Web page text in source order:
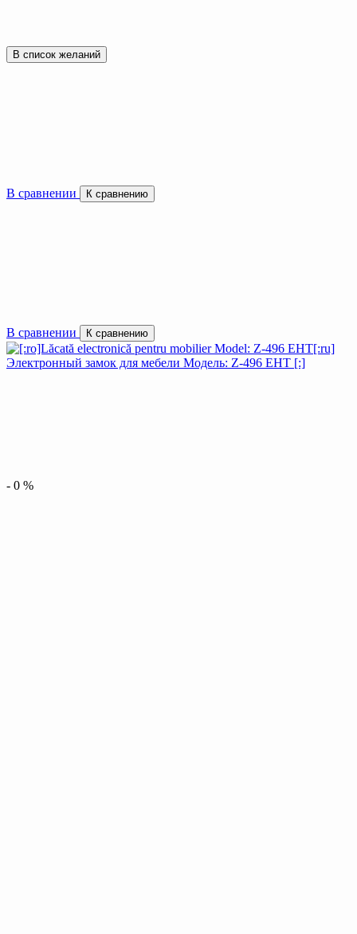
В список желаний
В сравнении К сравнению
В сравнении К сравнению
- 0 %